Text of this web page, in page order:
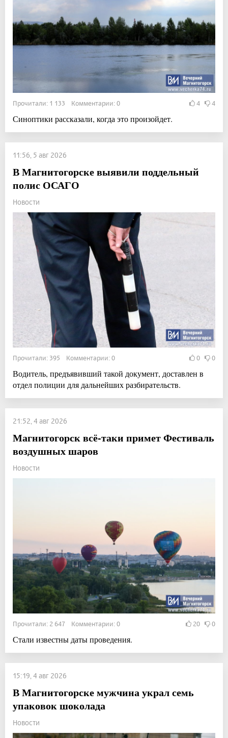
Прочитали: 1 133 Комментарии: 0 4 4
Синоптики рассказали, когда это произойдет.
11:56, 5 авг 2026
В Магнитогорске выявили поддельный
полис ОСАГО
Новости
Прочитали: 395 Комментарии: 0 0 0
Водитель, предъявивший такой документ, доставлен в
отдел полиции для дальнейших разбирательств.
21:52, 4 авг 2026
Магнитогорск всё-таки примет Фестиваль
воздушных шаров
Новости
Прочитали: 2 647 Комментарии: 0 20 0
Стали известны даты проведения.
15:19, 4 авг 2026
В Магнитогорске мужчина украл семь
упаковок шоколада
Новости